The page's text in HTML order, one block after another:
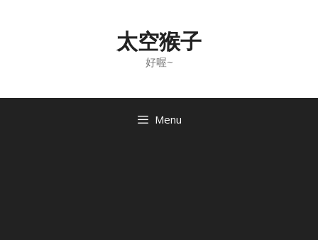
太空猴子
好喔~
Menu